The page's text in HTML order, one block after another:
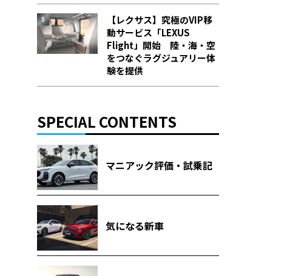
【レクサス】究極のVIP移
動サービス「LEXUS
Flight」開始 陸・海・空
をつなぐラグジュアリー体
験を提供
SPECIAL CONTENTS
マニアック評価・試乗記
気になる新車